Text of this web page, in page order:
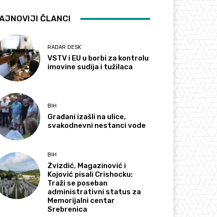
ČLANCI
RADAR DESK
VSTV i EU u borbi za kontrolu
imovine sudija i tužilaca
BIH
Građani izašli na ulice,
svakodnevni nestanci vode
BIH
Zvizdić, Magazinović i
Kojović pisali Crishocku:
Traži se poseban
administrativni status za
Memorijalni centar
Srebrenica